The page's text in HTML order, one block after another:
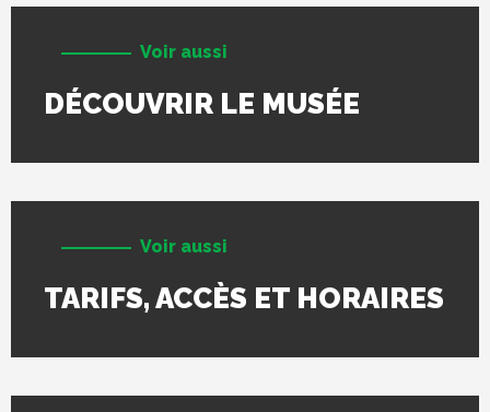
Voir aussi
DÉCOUVRIR LE MUSÉE
Voir aussi
TARIFS, ACCÈS ET HORAIRES